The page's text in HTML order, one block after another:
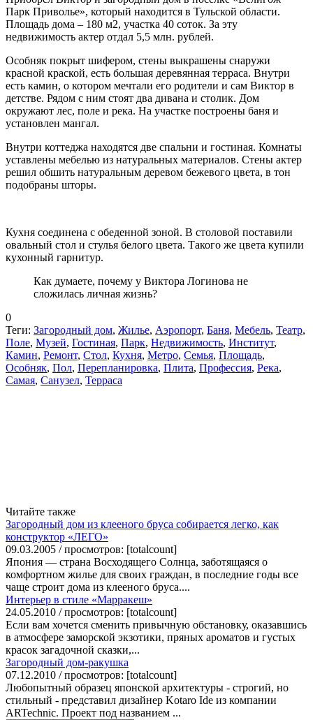
Парк Приволье», который находится в Тульской области.
Площадь дома – 180 м2, участка 40 соток. За эту
недвижимость актер отдал 5,5 млн. рублей.
Особняк покрыт шифером, стены выкрашены снаружи
красной краской, есть большая деревянная терраса. Внутри
есть камин, о котором мечтали его родители и сам Виктор в
детстве. Рядом с ним стоят два дивана и столик. Дом
окружают лес, поле и река. На участке построены баня и
установлен мангал.
Внутри коттеджа находятся две спальни и гостиная. Комнаты
уставлены мебелью из натуральных материалов. Стены актер
решил обшить натуральным деревом бежевого цвета, в тон
подобраны шторы.
Кухня соединена с обеденной зоной. В столовой поставили
овальный стол и стулья белого цвета. Такого же цвета купили
кухонный гарнитур.
Как думаете, почему у Виктора Логинова не
сложилась личная жизнь?
0
Теги: Загородный дом, Жилье, Аэропорт, Баня, Мебель, Театр,
Поле, Музей, Гостиная, Парк, Недвижимость, Институт,
Камин, Ремонт, Стол, Кухня, Метро, Семья, Площадь,
Особняк, Пол, Перепланировка, Плита, Профессия, Река,
Самая, Санузел, Терраса
Читайте также
Загородный дом из клееного бруса собирается легко, как
конструктор «ЛЕГО»
09.03.2005 / просмотров: [totalcount]
Япония — страна Восходящего Солнца, заботящаяся о
комфортном жилье для своих граждан, в последние годы все
чаще строит дома из клееного бруса....
Интерьер в стиле «Марракеш»
24.05.2010 / просмотров: [totalcount]
Если вам хочется сменить привычную обстановку, оказавшись
в атмосфере заморской экзотики, пряных ароматов и густых
красок загадочной сказки,...
Загородный дом-ракушка
07.12.2010 / просмотров: [totalcount]
Любопытный образец японской архитектуры - строгий, но
стильный - представил дизайнер Kotaro Ide из компании
ARTechnic. Проект под названием ...